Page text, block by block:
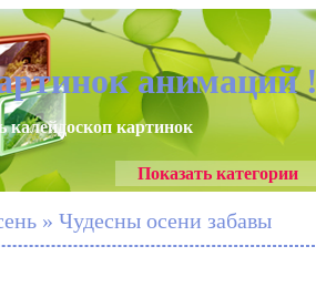
анимаций
калейдоскоп картинок
Показать категории
» Чудесны осени забавы